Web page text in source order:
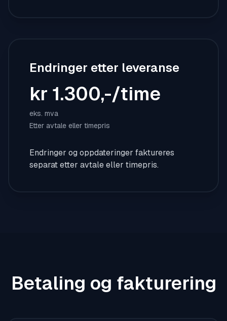
Endringer etter leveranse
kr 1.300,-/time
eks. mva
Etter avtale eller timepris
Endringer og oppdateringer faktureres
separat etter avtale eller timepris.
Betaling og fakturering